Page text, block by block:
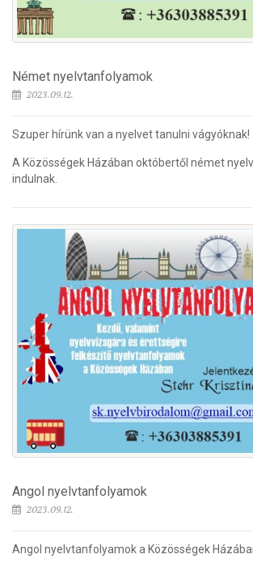
Német nyelvtanfolyamok
2023.09.12.
Szuper hírünk van a nyelvet tanulni vágyóknak!
A Közösségek Házában októbertől német
indulnak.
Angol nyelvtanfolyamok
2023.09.12.
Angol nyelvtanfolyamok a Közösségek